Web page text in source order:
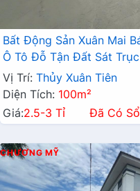
Bất Động Sản Xuân Mai
Ô Tô Đỗ Tận Đất Sát
Triển Khai Mở Rộng
Vị Trí: Thủy Xuân Tiên
Diện Tích: 100m²
Giá:2.5-3 Tỉ Đã Có Sổ
CHƯƠNG MỸ